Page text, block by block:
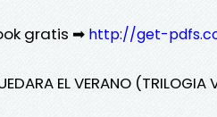
gratis ➡ http://get-
EL VERANO (TRILOGIA